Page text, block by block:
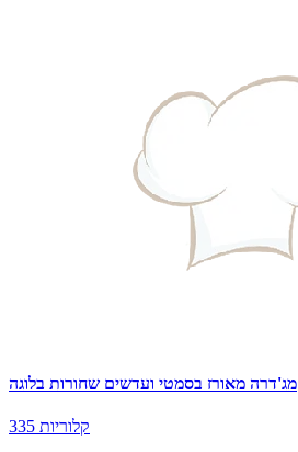
מג'דרה מאורז בסמטי ועדשים שחורות בלוגה
335 קלוריות